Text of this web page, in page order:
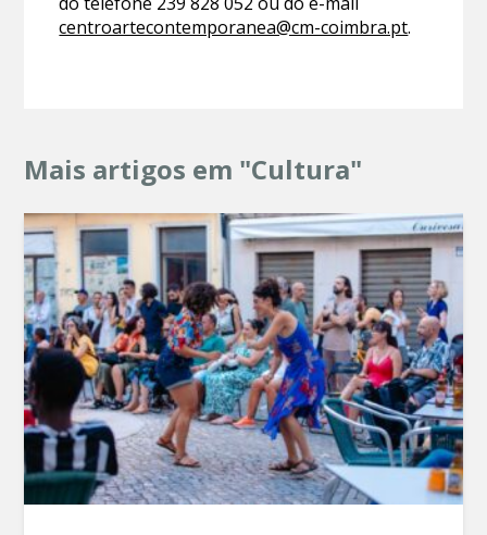
centroartecontemporanea@cm-coimbra.pt.
Mais artigos em "Cultura"